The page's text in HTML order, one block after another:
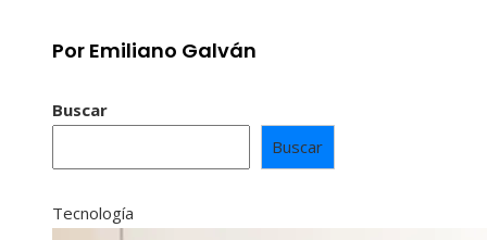
Por Emiliano Galván
Buscar
Buscar
Tecnología